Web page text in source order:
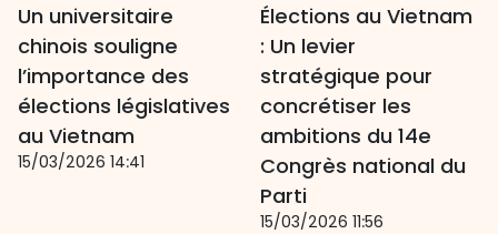
Un universitaire
chinois souligne
l’importance des
élections législatives
au Vietnam
15/03/2026 14:41
Élections au Vietnam
: Un levier
stratégique pour
concrétiser les
ambitions du 14e
Congrès national du
Parti
15/03/2026 11:56